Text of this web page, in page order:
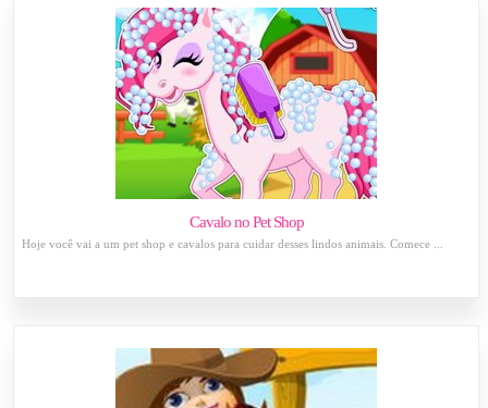
Cavalo no Pet Shop
Hoje você vai a um pet shop e cavalos para cuidar desses lindos animais. Comece ...